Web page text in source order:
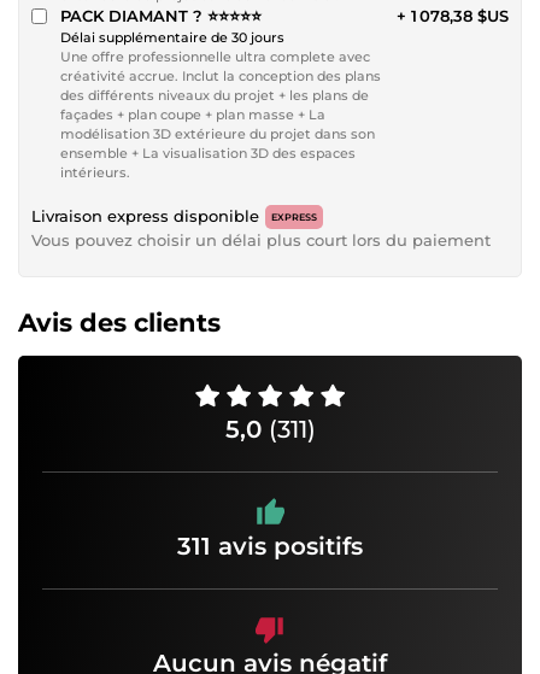
PACK DIAMANT ? ⭐⭐⭐⭐⭐
Délai supplémentaire de 30 jours
Une offre professionnelle ultra complete avec
créativité accrue. Inclut la conception des plans
des différents niveaux du projet + les plans de
façades + plan coupe + plan masse + La
modélisation 3D extérieure du projet dans son
ensemble + La visualisation 3D des espaces
intérieurs.
+ 1 078,38 $US
Livraison express disponible EXPRESS
Vous pouvez choisir un délai plus court lors du paiement
Avis des clients
5,0 (311)
311 avis positifs
Aucun avis négatif